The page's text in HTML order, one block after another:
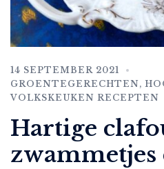
14 SEPTEMBER 2021
GROENTEGERECHTEN,
VOLKSKEUKEN RECEPTEN
Hartige
zwammetjes